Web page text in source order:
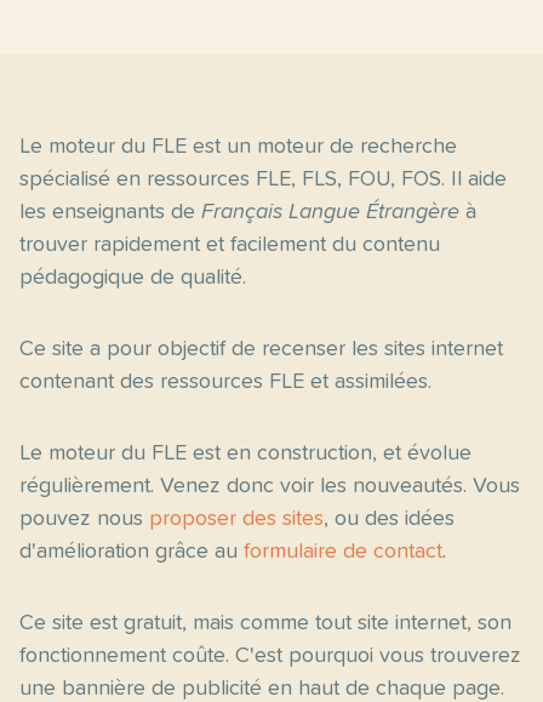
Le moteur du FLE est un moteur de recherche
spécialisé en ressources FLE, FLS, FOU, FOS. Il aide
les enseignants de Français Langue Étrangère à
trouver rapidement et facilement du contenu
pédagogique de qualité.
Ce site a pour objectif de recenser les sites internet
contenant des ressources FLE et assimilées.
Le moteur du FLE est en construction, et évolue
régulièrement. Venez donc voir les nouveautés. Vous
pouvez nous proposer des sites, ou des idées
d'amélioration grâce au formulaire de contact.
Ce site est gratuit, mais comme tout site internet, son
fonctionnement coûte. C'est pourquoi vous trouverez
une bannière de publicité en haut de chaque page.